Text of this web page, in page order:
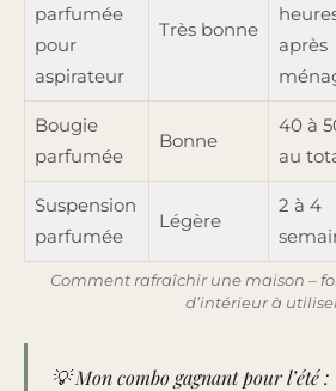
parfumée
pour
aspirateur
Très bonne
après
Bougie
parfumée
Bonne
40 à
au
Suspension
parfumée
Légère
2 à 4
Comment rafraîchir une maison –
d’intérieur à
💡 Mon combo gagnant pour l’été :